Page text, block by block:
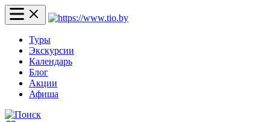
Туры
Экскурсии
Календарь
Блог
Акции
Афиша